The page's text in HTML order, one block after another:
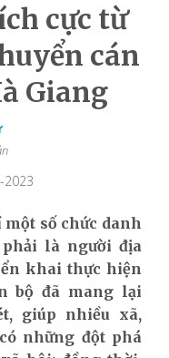
cực từ
cán
Giang
2023
một số chức danh
là người địa
khai thực hiện
bộ đã mang lại
giúp nhiều xã,
những đột phá